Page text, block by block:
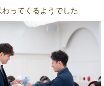
ってくるようでした